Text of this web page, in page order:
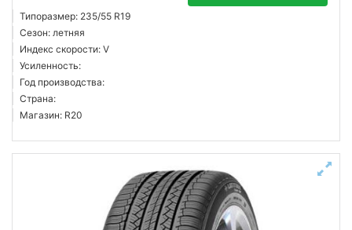
Типоразмер: 235/55 R19
Сезон: летняя
Индекс скорости: V
Усиленность:
Год производства:
Страна:
Магазин: R20
Goodyear
Bridgestone
Pirelli
Все бренды